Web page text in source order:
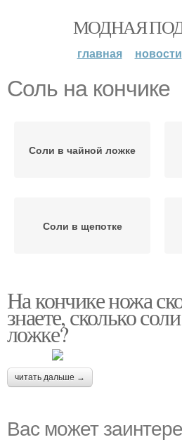
МОДНАЯ
главная новости
Соль на кончике
Соли в чайной ложке
Соли в щепотке
Сода на кончике
На кончике ножа
знаете, сколько
ложке?
читать дальше →
Вас может